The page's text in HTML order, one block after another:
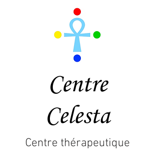
Centre
Celesta
Centre thérapeutique